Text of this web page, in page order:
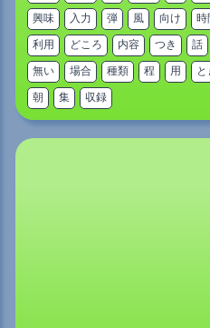
興味 入力 弾 風 向け 時
利用 どころ 内容 つき 話
無い 場合 種類 程 用 と
朝 集 収録